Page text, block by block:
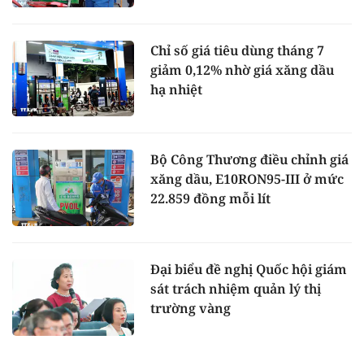
Chỉ số giá tiêu dùng tháng 7
giảm 0,12% nhờ giá xăng dầu
hạ nhiệt
Bộ Công Thương điều chỉnh giá
xăng dầu, E10RON95-III ở mức
22.859 đồng mỗi lít
Đại biểu đề nghị Quốc hội giám
sát trách nhiệm quản lý thị
trường vàng